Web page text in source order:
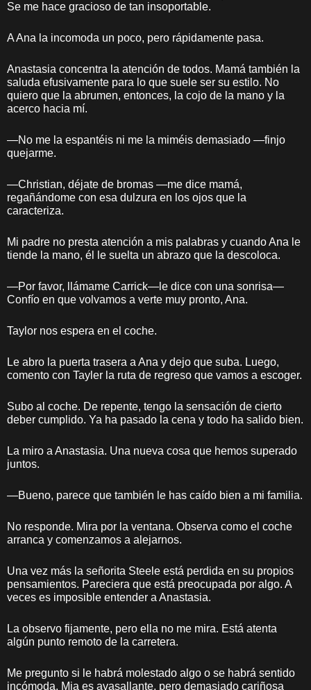
Se me hace gracioso de tan insoportable.
A Ana la incomoda un poco, pero rápidamente pasa.
Anastasia concentra la atención de todos. Mamá también la
saluda efusivamente para lo que suele ser su estilo. No
quiero que la abrumen, entonces, la cojo de la mano y la
acerco hacia mí.
—No me la espantéis ni me la miméis demasiado —finjo
quejarme.
—Christian, déjate de bromas —me dice mamá,
regañándome con esa dulzura en los ojos que la
caracteriza.
Mi padre no presta atención a mis palabras y cuando Ana le
tiende la mano, él le suelta un abrazo que la descoloca.
—Por favor, llámame Carrick—le dice con una sonrisa—
Confío en que volvamos a verte muy pronto, Ana.
Taylor nos espera en el coche.
Le abro la puerta trasera a Ana y dejo que suba. Luego,
comento con Tayler la ruta de regreso que vamos a escoger.
Subo al coche. De repente, tengo la sensación de cierto
deber cumplido. Ya ha pasado la cena y todo ha salido bien.
La miro a Anastasia. Una nueva cosa que hemos superado
juntos.
—Bueno, parece que también le has caído bien a mi familia.
No responde. Mira por la ventana. Observa como el coche
arranca y comenzamos a alejarnos.
Una vez más la señorita Steele está perdida en su propios
pensamientos. Pareciera que está preocupada por algo. A
veces es imposible entender a Anastasia.
La observo fijamente, pero ella no me mira. Está atenta
algún punto remoto de la carretera.
Me pregunto si le habrá molestado algo o se habrá sentido
incómoda. Mia es avasallante, pero demasiado cariñosa